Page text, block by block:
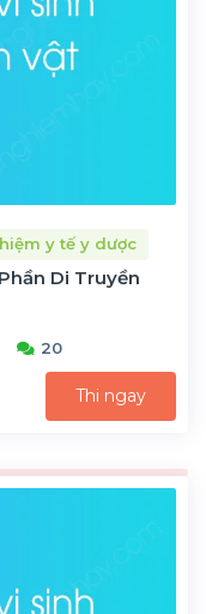
y tế y dược
Di Truyền
20
Thi ngay